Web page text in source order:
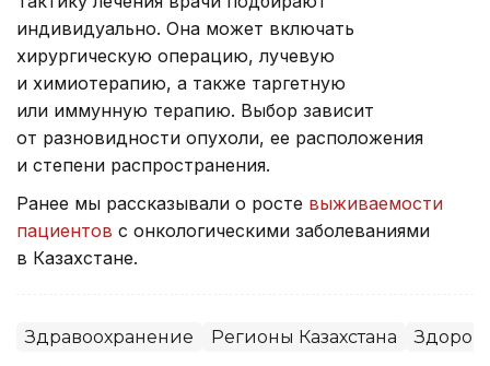
индивидуально. Она может включать
хирургическую операцию, лучевую
и химиотерапию, а также таргетную
или иммунную терапию. Выбор зависит
от разновидности опухоли, ее расположения
и степени распространения.
Ранее мы рассказывали о росте выживаемости
пациентов с онкологическими заболеваниями
в Казахстане.
Здравоохранение Регионы Казахстана